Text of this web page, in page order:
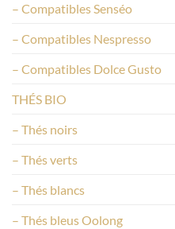
– Compatibles Senséo
– Compatibles Nespresso
– Compatibles Dolce Gusto
THÉS BIO
– Thés noirs
– Thés verts
– Thés blancs
– Thés bleus Oolong